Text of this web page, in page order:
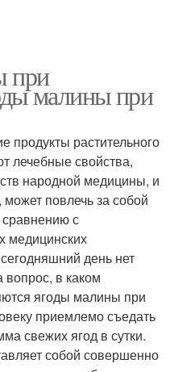
при
малины при
продукты растительного
лечебные свойства,
народной медицины, и
повлечь за собой
с
медицинских
день нет
вопрос, в каком
ягоды малины при
приемлемо съедать
свежих ягод в сутки.
собой совершенно